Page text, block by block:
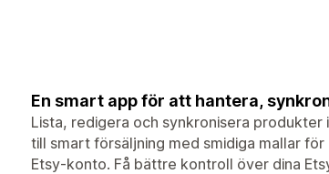
En smart app för att hantera,
Lista, redigera och synkronisera
till smart försäljning med smidiga mallar
Etsy-konto. Få bättre kontroll över dina